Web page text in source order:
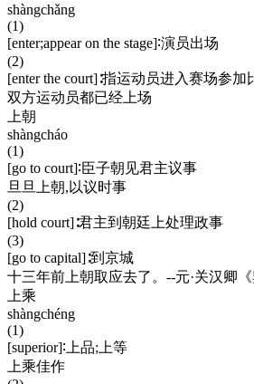
shàngchǎng
(1)
[enter;appear on the stage]∶演员出场
(2)
[enter the court]∶指运动员进入赛场参加
双方运动员都已经上场
上朝
shàngcháo
(1)
[go to court]∶臣子朝见君主议事
旦旦上朝,以议时事
(2)
[hold court]∶君主到朝廷上处理政事
(3)
[go to capital]∶到京城
十三年前上朝取应去了。--元·关汉卿《
上乘
shàngchéng
(1)
[superior]∶上品;上等
上乘佳作